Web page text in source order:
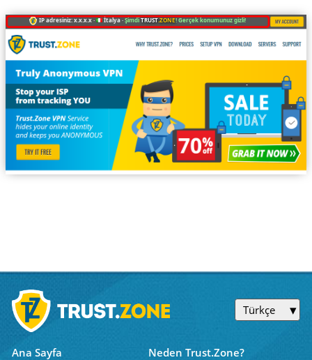
IP adresiniz: x.x.x.x · İtalya ·ŞimdiTRUST.ZONE! Gerçek konumunuz gizli!
Türkçe
Ana Sayfa
Neden Trust.Zone?